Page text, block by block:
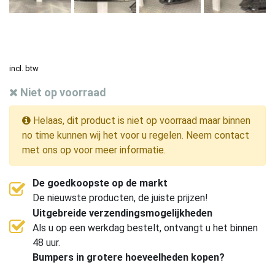
incl. btw
Niet op voorraad
Helaas, dit product is niet op voorraad maar binnen
no time kunnen wij het voor u regelen. Neem contact
met ons op voor meer informatie.
De goedkoopste op de markt
De nieuwste producten, de juiste prijzen!
Uitgebreide verzendingsmogelijkheden
Als u op een werkdag bestelt, ontvangt u het binnen
48 uur.
Bumpers in grotere hoeveelheden kopen?